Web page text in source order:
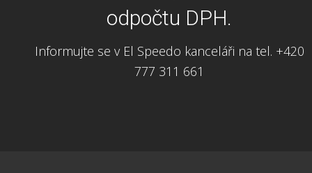
odpočtu DPH.
Informujte se v El Speedo kanceláři na tel. +420
777 311 661